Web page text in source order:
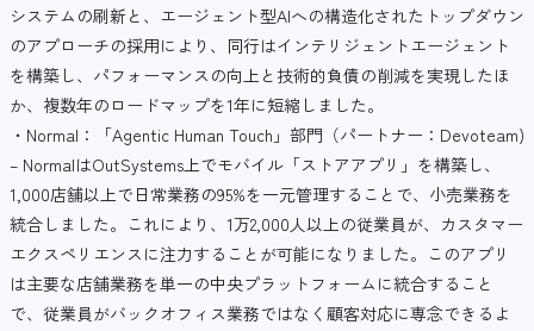
システムの刷新と、エージェント型AIへの構造化されたトップダウン
のアプローチの採用により、同行はインテリジェントエージェント
を構築し、パフォーマンスの向上と技術的負債の削減を実現したほ
か、複数年のロードマップを1年に短縮しました。
・Normal：「Agentic Human Touch」部門（パートナー：Devoteam)
– NormalはOutSystems上でモバイル「ストアアプリ」を構築し、
1,000店舗以上で日常業務の95%を一元管理することで、小売業務を
統合しました。これにより、1万2,000人以上の従業員が、カスタマー
エクスペリエンスに注力することが可能になりました。このアプリ
は主要な店舗業務を単一の中央プラットフォームに統合すること
で、従業員がバックオフィス業務ではなく顧客対応に専念できるよ